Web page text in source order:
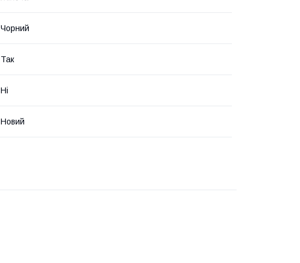
Чорний
Так
Ні
Новий